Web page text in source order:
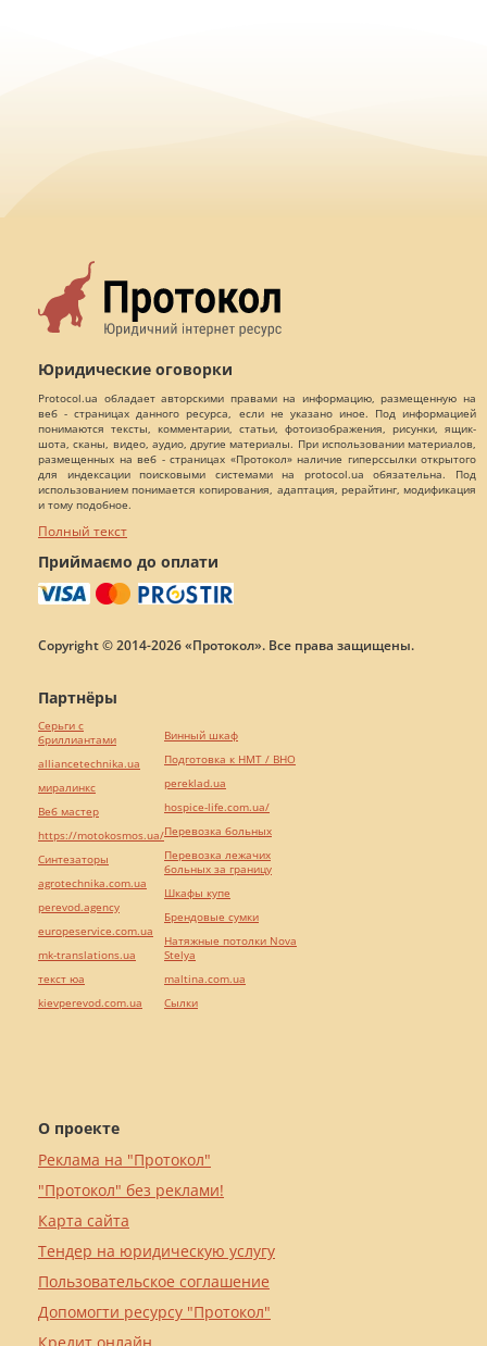
Юридические оговорки
Protocol.ua обладает авторскими правами на информацию, размещенную на
веб - страницах данного ресурса, если не указано иное. Под информацией
понимаются тексты, комментарии, статьи, фотоизображения, рисунки, ящик-
шота, сканы, видео, аудио, другие материалы. При использовании материалов,
размещенных на веб - страницах «Протокол» наличие гиперссылки открытого
для индексации поисковыми системами на protocol.ua обязательна. Под
использованием понимается копирования, адаптация, рерайтинг, модификация
и тому подобное.
Полный текст
Приймаємо до оплати
Copyright © 2014-2026 «Протокол». Все права защищены.
О проекте
Реклама на "Протокол"
"Протокол" без реклами!
Карта сайта
Тендер на юридическую услугу
Пользовательское соглашение
Допомогти ресурсу "Протокол"
Партнёры
Серьги с
бриллиантами
alliancetechnika.ua
миралинкс
Веб мастер
https://motokosmos.ua/
Синтезаторы
agrotechnika.com.ua
perevod.agency
europeservice.com.ua
mk-translations.ua
текст юа
kievperevod.com.ua
Винный шкаф
Подготовка к НМТ / ВНО
pereklad.ua
hospice-life.com.ua/
Перевозка больных
Перевозка лежачих
больных за границу
Шкафы купе
Брендовые сумки
Натяжные потолки Nova
Stelya
maltina.com.ua
Cылки